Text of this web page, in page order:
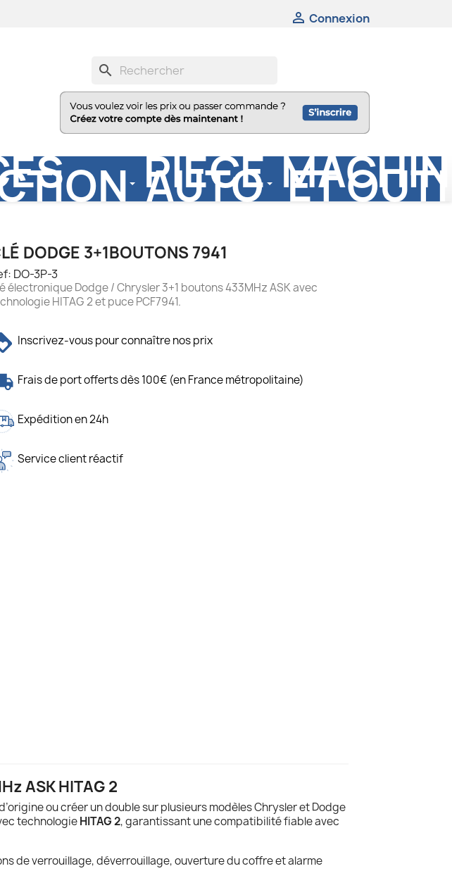
 Connexion
search
PIÈCE
AUTO ET
DODGE 3+1BOUTONS 7941
DO-3P-3
électronique Dodge / Chrysler 3+1 boutons 433MHz ASK avec
HITAG 2 et puce PCF7941.
Inscrivez-vous pour connaître nos prix
Frais de port offerts dès 100€ (en France métropolitaine)
Expédition en 24h
Service client réactif
ASK HITAG 2
ou créer un double sur plusieurs modèles Chrysler et Dodge
technologieHITAG 2, garantissant une compatibilité fiable avec
de verrouillage, déverrouillage, ouverture du coffre et alarme